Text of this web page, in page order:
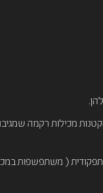
מכילות רקמה שמגיבה
( משתפשפות